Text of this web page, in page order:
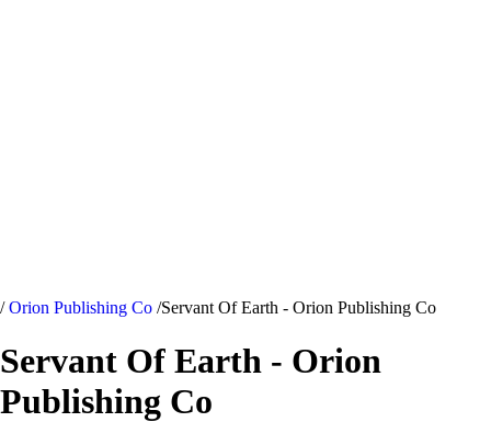
/ Orion Publishing Co /Servant Of Earth - Orion Publishing Co
Servant Of Earth - Orion
Publishing Co